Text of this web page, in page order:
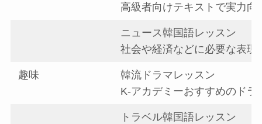
高級者向けテキストで実力向
ニュース韓国語レッスン
社会や経済などに必要な表現
趣味
韓流ドラマレッスン
K-アカデミーおすすめのド
トラベル韓国語レッスン